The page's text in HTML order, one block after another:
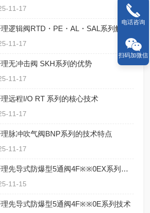
11-17
逻辑阀RTD・PE・AL・SAL系列解析
11-17
无冲击阀 SKH系列的优势
11-17
远程I/O RT 系列的核心技术
11-17
脉冲吹气阀BNP系列的技术特点
11-17
日本CKD喜开理先导式防爆型5通阀4F※※0EX系列的特点
11-15
理先导式防爆型5通阀4F※※0E系列技术
电话咨询
扫码加微信